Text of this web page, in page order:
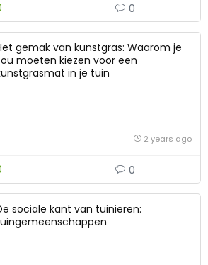
0
gemak van kunstgras: Waarom je
moeten kiezen voor een
in je tuin
2 years ago
0
sociale kant van tuinieren: